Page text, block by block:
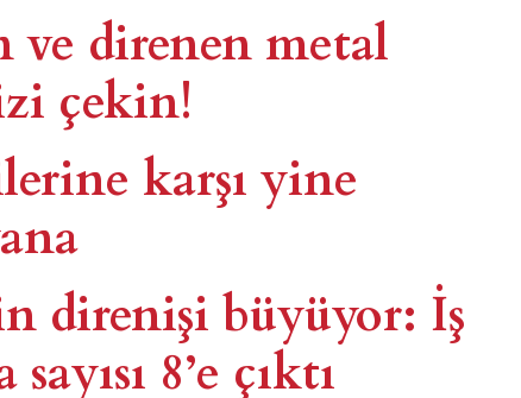
ve direnen metal
çekin!
karşı yine
direnişi büyüyor: İş
8’e çıktı